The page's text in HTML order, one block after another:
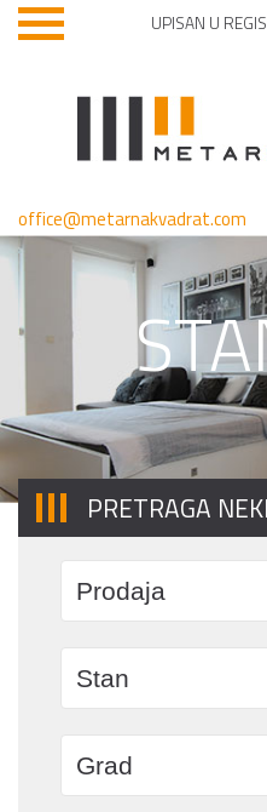
UPISAN U
office@metarnakvadrat.com
PRETRAGA